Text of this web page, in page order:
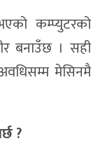
कम्प्युटरको
बनाउँछ । सही
मेसिनमै
?